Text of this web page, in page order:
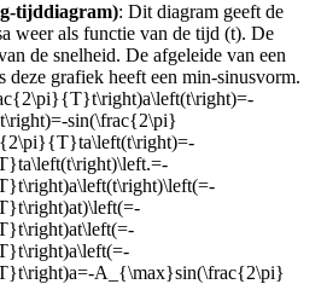
tijddiagram): Dit diagram geeft de
weer als functie van de tijd (t). De
de snelheid. De afgeleide van een
deze grafiek heeft een min-sinusvorm.
sin(\frac{2\pi}
A_{\max}sin(\frac{2\pi}